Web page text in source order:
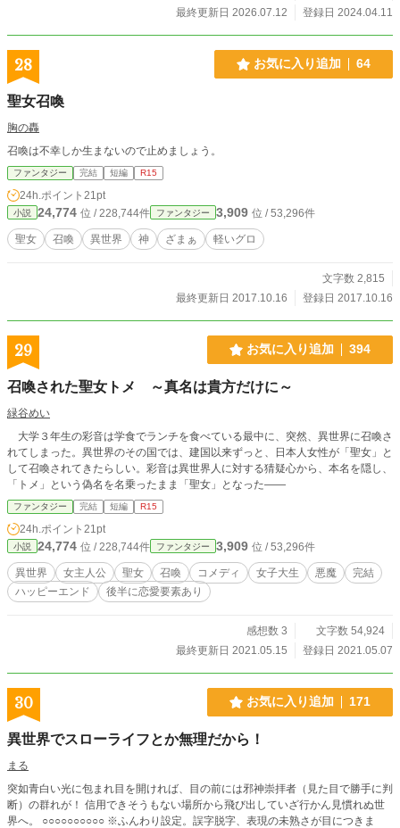
最終更新日 2026.07.12
登録日 2024.04.11
28 お気に入り追加 64
聖女召喚
胸の轟
召喚は不幸しか生まないので止めましょう。
ファンタジー 完結 短編 R15
24h.ポイント 21pt
小説 24,774 位 / 228,744件 ファンタジー 3,909 位 / 53,296件
聖女 召喚 異世界 神 ざまぁ 軽いグロ
文字数 2,815
最終更新日 2017.10.16
登録日 2017.10.16
29 お気に入り追加 394
召喚された聖女トメ ～真名は貴方だけに～
緑谷めい
大学３年生の彩音は学食でランチを食べている最中に、突然、異世界に召喚さ
れてしまった。異世界のその国では、建国以来ずっと、日本人女性が「聖女」と
して召喚されてきたらしい。彩音は異世界人に対する猜疑心から、本名を隠し、
「トメ」という偽名を名乗ったまま「聖女」となった――
ファンタジー 完結 短編 R15
24h.ポイント 21pt
小説 24,774 位 / 228,744件 ファンタジー 3,909 位 / 53,296件
異世界 女主人公 聖女 召喚 コメディ 女子大生 悪魔
完結
ハッピーエンド
後半に恋愛要素あり
感想数 3
文字数 54,924
最終更新日 2021.05.15
登録日 2021.05.07
30 お気に入り追加 171
異世界でスローライフとか無理だから！
まる
突如青白い光に包まれ目を開ければ、目の前には邪神崇拝者（見た目で勝手に判
断）の群れが！ 信用できそうもない場所から飛び出していざ行かん見慣れぬ世
界へ。 ○○○○○○○○○○ ※ふんわり設定。誤字脱字、表現の未熟さが目につきま